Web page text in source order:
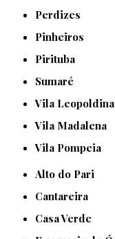
Perdizes
Pinheiros
Pirituba
Sumaré
Vila Leopoldina
Vila Madalena
Vila Pompeia
Alto do Pari
Cantareira
Casa Verde